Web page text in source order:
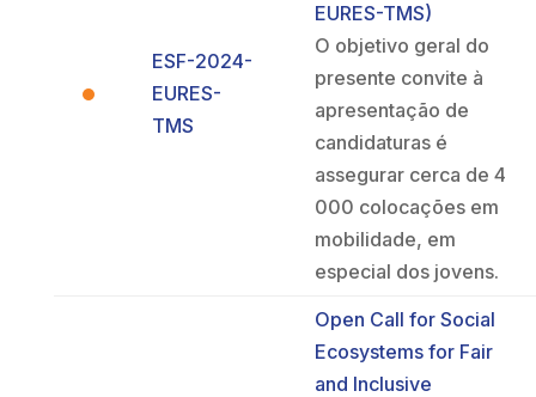
ESF-2024-
EURES-
TMS
EURES-TMS)
O objetivo geral do
presente convite à
apresentação de
candidaturas é
assegurar cerca de 4
000 colocações em
mobilidade, em
especial dos jovens.
Open Call for Social
Ecosystems for Fair
and Inclusive